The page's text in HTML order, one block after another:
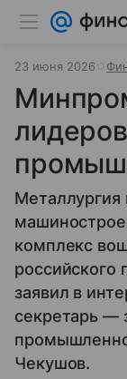
23 июня 2026
комплекс
российского
заявил в
секретарь —
Чекушов.